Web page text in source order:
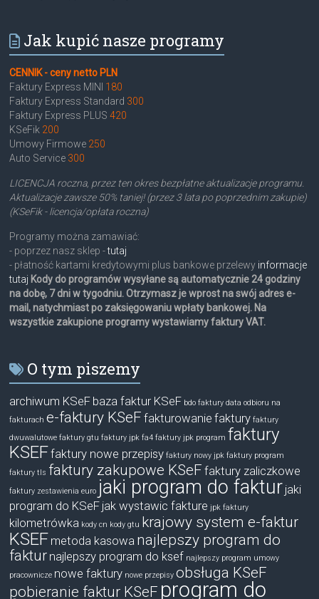
Jak kupić nasze programy
CENNIK - ceny netto PLN
Faktury Express MINI 180
Faktury Express Standard 300
Faktury Express PLUS420
KSeFik 200
Umowy Firmowe 250
Auto Service 300
LICENCJA roczna, przez ten okres bezpłatne aktualizacje programu.
Aktualizacje zawsze 50% taniej! (przez 3 lata po poprzednim zakupie)
(KSeFik - licencja/opłata roczna)
Programy można zamawiać:
- poprzez nasz sklep -tutaj
- płatność kartami kredytowymi plus bankowe przelewy informacje
tutaj Kody do programów wysyłane są automatycznie 24 godziny
na dobę, 7 dni w tygodniu. Otrzymasz je wprost na swój adres e-
mail, natychmiast po zaksięgowaniu wpłaty bankowej. Na
wszystkie zakupione programy wystawiamy faktury VAT.
O tym piszemy
archiwum KSeF baza faktur KSeF bdo faktury data odbioru na
fakturach e-faktury KSeF fakturowanie faktury faktury
dwuwalutowe faktury gtu faktury jpk fa4 faktury jpk program faktury
KSEFfaktury nowe przepisy faktury nowy jpk faktury program
faktury tls faktury zakupowe KSeF faktury zaliczkowe
faktury zestawienia euro jaki program do faktur jaki
program do KSeF jak wystawic fakture jpk faktury
kilometrówka kody cn kody gtu krajowy system e-faktur
KSEF metoda kasowa najlepszy program do
faktur najlepszy program do ksef najlepszy program umowy
pracownicze nowe faktury nowe przepisy obsługa KSeF
pobieranie faktur KSeF program do